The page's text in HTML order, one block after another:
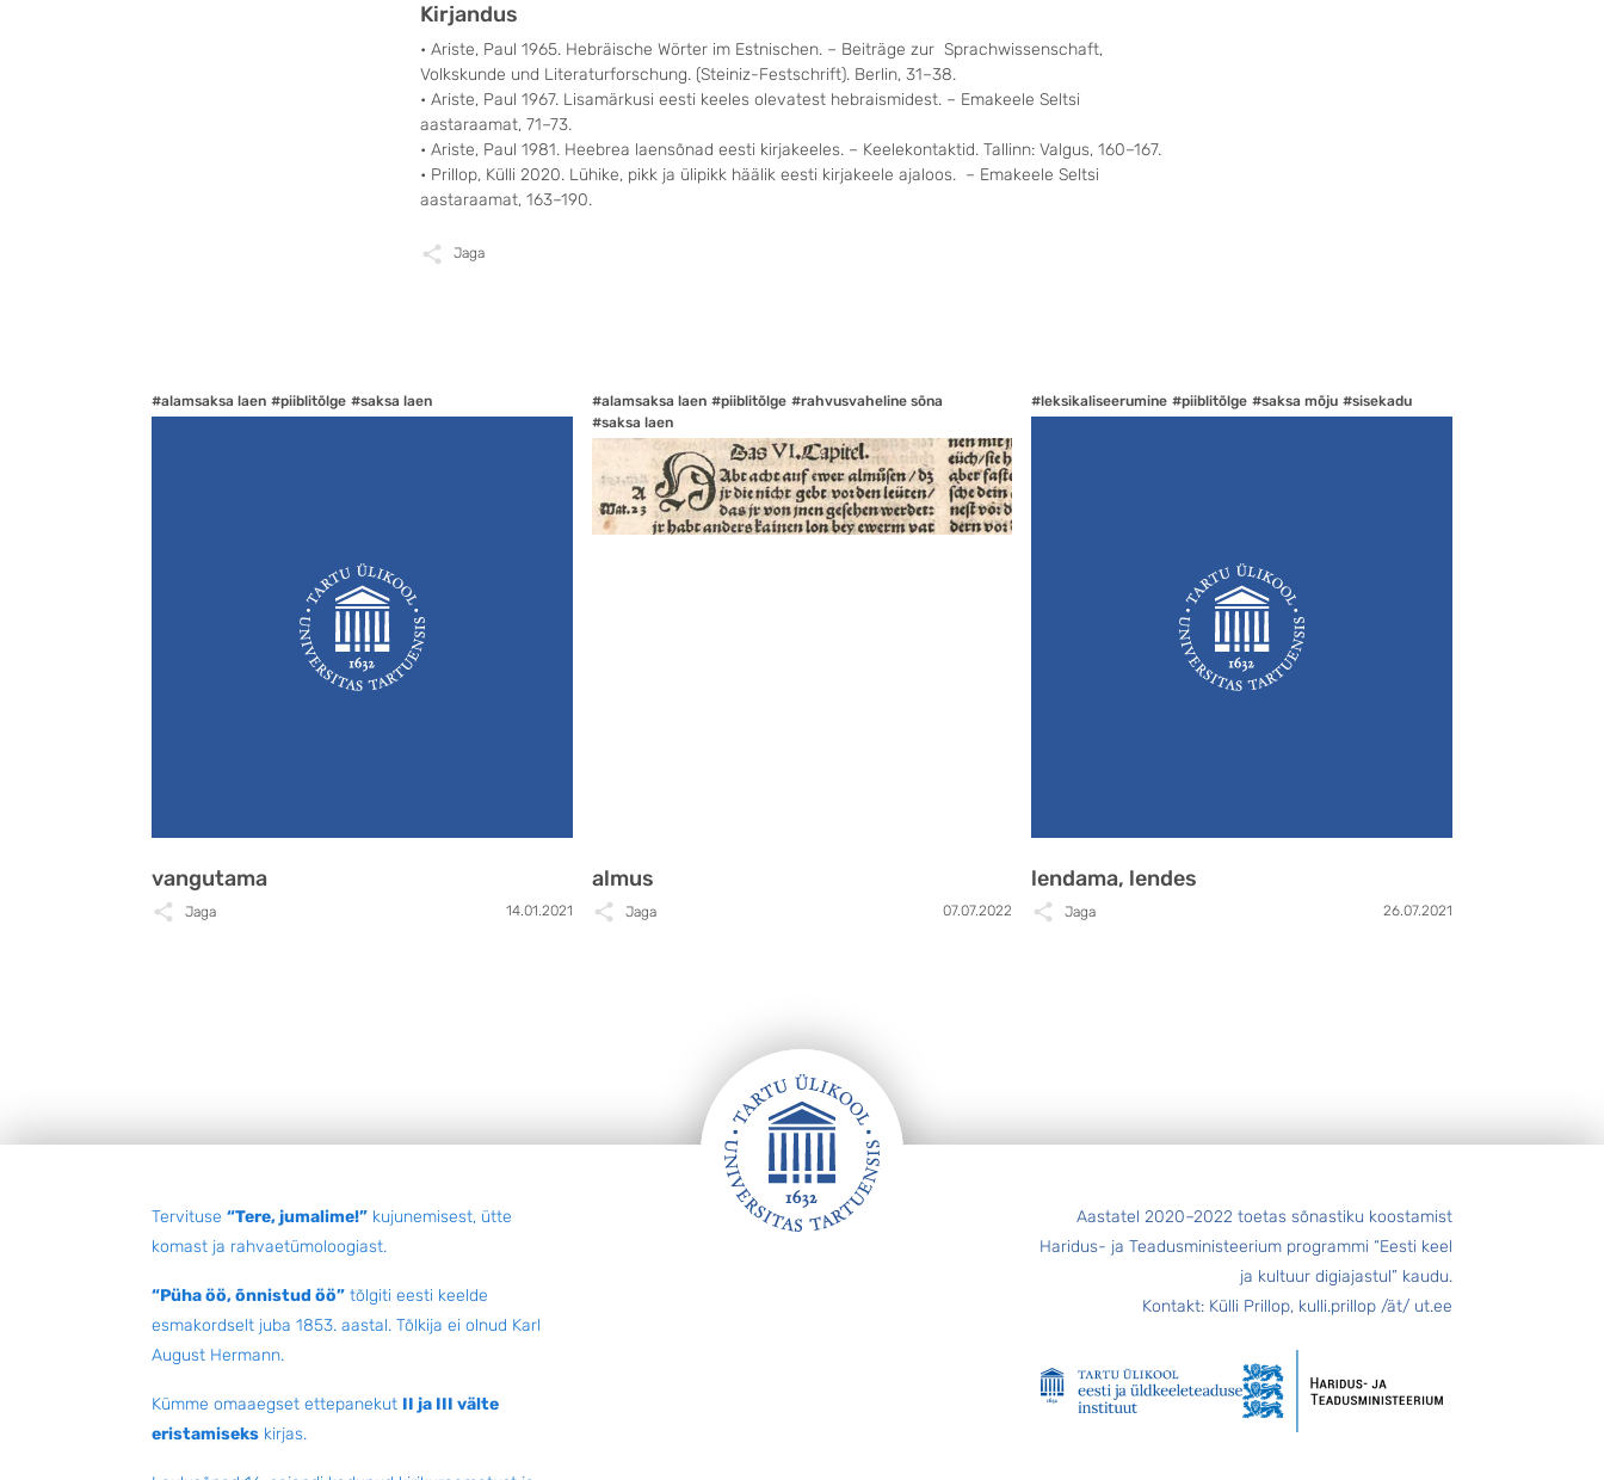
Kirjandus
• Ariste, Paul 1965. Hebräische Wörter im Estnischen. – Beiträge zur Sprachwissenschaft,
Volkskunde und Literaturforschung. (Steiniz-Festschrift). Berlin, 31–38.
• Ariste, Paul 1967. Lisamärkusi eesti keeles olevatest hebraismidest. – Emakeele Seltsi
aastaraamat, 71–73.
• Ariste, Paul 1981. Heebrea laensõnad eesti kirjakeeles. – Keelekontaktid. Tallinn: Valgus, 160–167.
• Prillop, Külli 2020. Lühike, pikk ja ülipikk häälik eesti kirjakeele ajaloos. – Emakeele Seltsi
aastaraamat, 163–190.
Jaga
#alamsaksa laen #piiblitõlge #saksa laen
vangutama
Jaga 14.01.2021
#alamsaksa laen #piiblitõlge #rahvusvaheline sõna
#saksa laen
almus
Jaga 07.07.2022
#leksikaliseerumine #piiblitõlge #saksa mõju #sisekadu
lendama, lendes
Jaga 26.07.2021
Tervituse “Tere, jumalime!”kujunemisest, ütte
komast ja rahvaetümoloogiast.
“Püha öö, õnnistud öö”tõlgiti eesti keelde
esmakordselt juba 1853. aastal. Tõlkija ei olnud Karl
August Hermann.
Kümme omaaegset ettepanekut II ja III välte
eristamisekskirjas.
Aastatel 2020–2022 toetas sõnastiku koostamist
Haridus- ja Teadusministeerium programmi “Eesti keel
ja kultuur digiajastul” kaudu.
Kontakt: Külli Prillop, kulli.prillop /ät/ ut.ee